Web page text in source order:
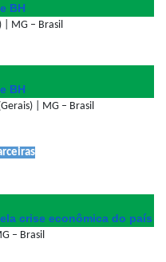
BH
| MG – Brasil
BH
| MG – Brasil
crise econômica do país
– Brasil